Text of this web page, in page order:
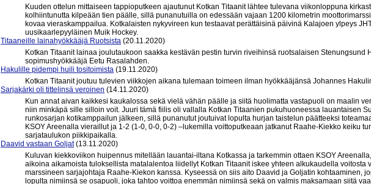
Kuuden ottelun mittaiseen tappioputkeen ajautunut Kotkan Titaanit lähtee tulevana viikonloppuna
kolhiintunutta kilpeään tien päälle, sillä punanutuilla on edessään vajaan 1200 kilometrin
kovaa vieraskamppailua. Kotkalaisten nykyvireen kun testaavat perättäisinä päivinä Kalajoen ylpeys
uusikaarlepyyläinen Muik Hockey.
Titaaneille lainahyökkääjä Ruotsista (20.11.2020)
Kotkan Titaanit lainaa joulutaukoon saakka kestävän pestin turvin riveihinsä ruotsalaisen Stenungsund
sopimushyökkääjä Eetu Rasalahden.
Hakulille pidempi huili tositoimista (19.11.2020)
Kotkan Titaanit joutuu tulevien viikkojen aikana tulemaan toimeen ilman hyökkääjänsä Johannes
Sarjakärki oli tittelinsä veroinen (14.11.2020)
Kun annat aivan kaikkesi kaukalossa sekä vielä vähän päälle ja siitä huolimatta vastapuoli on maalin
niin minkäpä sille silloin voit. Juuri tämä fiilis oli vallalla Kotkan Titaanien pukuhuoneessa lauantaisen
runkosarjan kotikamppailun jälkeen, sillä punanutut joutuivat lopulta hurjan taistelun päätteeksi
KSOY Areenalla vieraillut ja 1-2 (1-0, 0-0, 0-2) –lukemilla voittoputkeaan jatkanut Raahe-Kiekko keiku
sarjataulukon piikkipaikalla.
Daavid vastaan Goljat (13.11.2020)
Kuluvan kiekkoviikon huipennus mitellään lauantai-iltana Kotkassa ja tarkemmin ottaen KSOY
aikoina aikamoista tuloksellista matalalentoa liidellyt Kotkan Titaanit iskee yhteen alkukaudella voitosta
marssineen sarjajohtaja Raahe-Kiekon kanssa. Kyseessä on siis aito Daavid ja Goljatin kohtaaminen,
lopulta nimiinsä se osapuoli, joka tahtoo voittoa enemmän nimiinsä sekä on valmis maksamaan siitä